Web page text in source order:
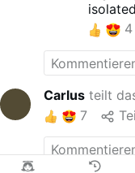
it's
too.
4
Carlus teilt
7